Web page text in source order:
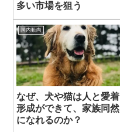
多い市場を狙う
国内動向
なぜ、犬や猫は人と愛着
形成ができて、家族同然
になれるのか？